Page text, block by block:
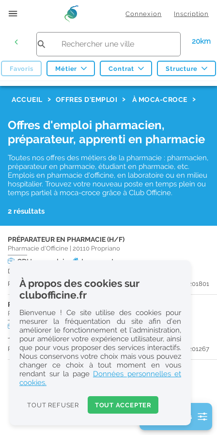
Connexion Inscription
20km
Favoris Métier Contrat Structure
Réinitialiser
Consulter les offres de la France d'outre-mer
ACCUEIL OFFRES D'EMPLOI À MOCA-CROCE
Offres d'emploi pharmacien,
préparateur, apprenti en pharmacie
Toutes nos offres des métiers de la pharmacie : pharmacien,
préparateur en pharmacie, étudiant en pharmacie, etc.
Emplois en pharmacie d'officine, en laboratoire ou en milieu
hospitalier. Trouvez votre nouveau poste en temps plein ou
temps partiel à moca-croce grâce à Club Officine.
2 résultats
PRÉPARATEUR EN PHARMACIE (H/F)
Pharmacie d'Officine 20110 Propriano
CDI temps plein Logement
Dès que possible
Publiée il y a 34 jour(s)
#201801
PRÉPARATEUR EN PHARMACIE (H/F)
Pharmacie d'Officine|20110Propriano
CDD temps plein Logement
Jusqu'au 28/08/26
Publiée il y a 42 jour(s)
#201267
2 filtre(s) actifs
À propos des cookies sur
clubofficine.fr
Bienvenue ! Ce site utilise des cookies pour
mesurer la fréquentation du site afin d’en
améliorer le fonctionnement et l’administration,
pour améliorer votre expérience utilisateur, ainsi
que pour vous proposer des services interactifs.
Nous conservons votre choix mais vous pouvez
changer ce choix à tout moment en vous
rendant sur la page Données personnelles et
cookies.
TOUT REFUSER TOUT ACCEPTER